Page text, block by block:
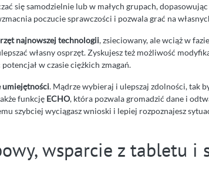
się samodzielnie lub w małych grupach,
poczucie sprawczości i pozwala grać na
najnowszej technologii, zsieciowany, ale wciąż w
własny osprzęt. Zyskujesz też możliwość
w czasie ciężkich zmagań.
umiejętności. Mądrze wybieraj i ulepszaj zdolności, tak
funkcję ECHO, która pozwala gromadzić dane i
szybciej wyciągasz wnioski i lepiej rozpoznajesz
wsparcie z tabletu i